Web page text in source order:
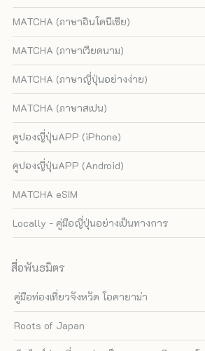
MATCHA (ภาษาอินโดนีเซีย)
MATCHA (ภาษาเวียดนาม)
MATCHA (ภาษาญี่ปุ่นอย่างง่าย)
MATCHA (ภาษาสเปน)
คูปองญี่ปุ่นAPP (iPhone)
คูปองญี่ปุ่นAPP (Android)
MATCHA eSIM
Locally - คู่มือญี่ปุ่นอย่างเป็นทางการ
สื่อพันธมิตร
คู่มือท่องเที่ยวจังหวัด โอคายาม่า
Roots of Japan